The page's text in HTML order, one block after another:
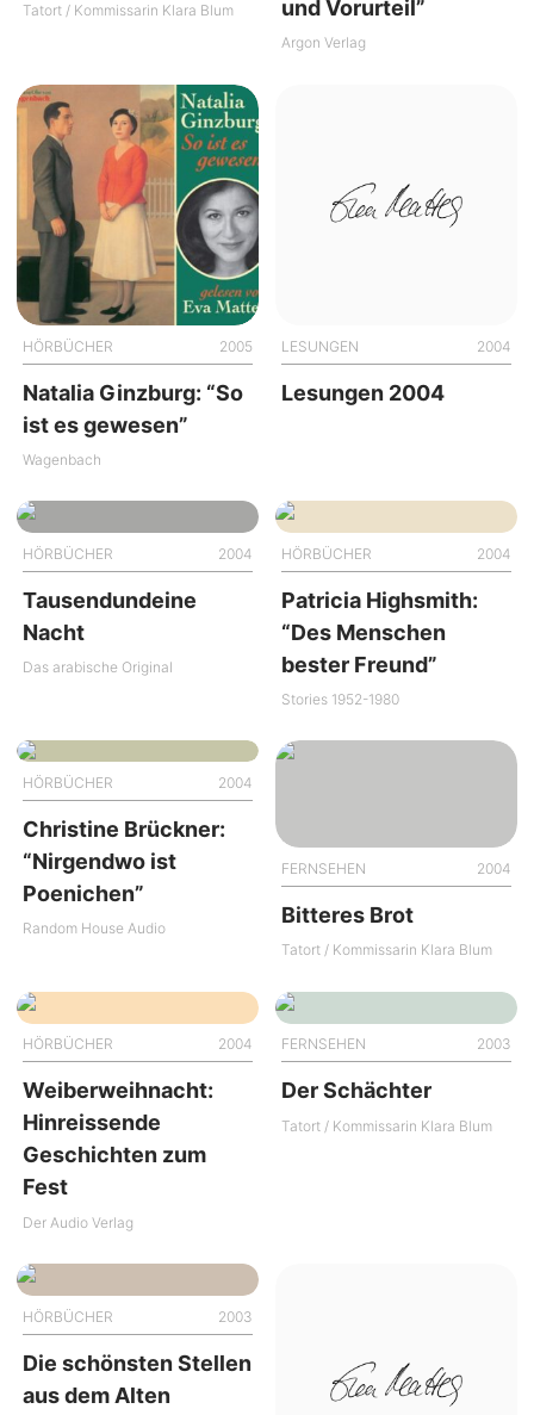
Tatort / Kommissarin Klara Blum
und Vorurteil”
Argon Verlag
HÖRBÜCHER 2005
Natalia Ginzburg: “So
ist es gewesen”
Wagenbach
LESUNGEN 2004
Lesungen 2004
HÖRBÜCHER 2004
Tausendundeine
Nacht
Das arabische Original
HÖRBÜCHER 2004
Patricia Highsmith:
“Des Menschen
bester Freund”
Stories 1952-1980
HÖRBÜCHER 2004
Christine Brückner:
“Nirgendwo ist
Poenichen”
Random House Audio
FERNSEHEN 2004
Bitteres Brot
Tatort / Kommissarin Klara Blum
HÖRBÜCHER 2004
Weiberweihnacht:
Hinreissende
Geschichten zum
Fest
Der Audio Verlag
FERNSEHEN 2003
Der Schächter
Tatort / Kommissarin Klara Blum
HÖRBÜCHER 2003
Die schönsten Stellen
aus dem Alten